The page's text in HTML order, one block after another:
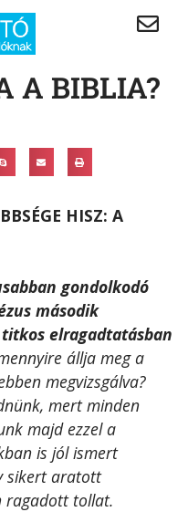
A BIBLIA?
HISZ: A
gondolkodó
második
elragadtatásban
állja meg a
megvizsgálva?
mert minden
majd ezzel a
is jól ismert
sikert aratott
ragadott tollat.